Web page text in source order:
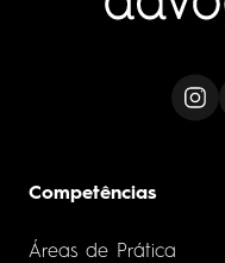
Competências
Áreas de Prática